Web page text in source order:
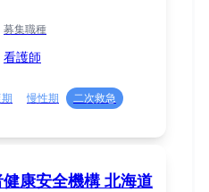
募集職種
看護師
慢性期
二次救急
康安全機構 北海道